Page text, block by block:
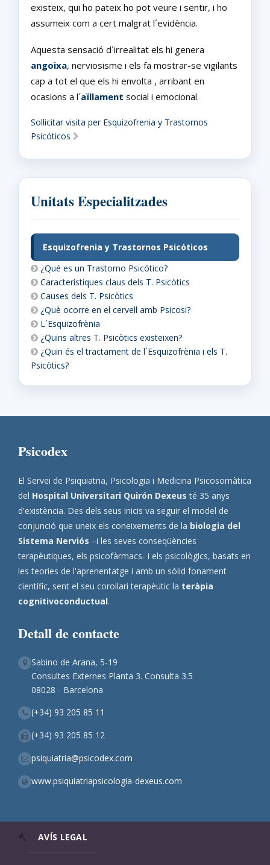
existeix, qui ho pateix ho pot veure i sentir, i ho
assumeix com a cert malgrat l´evidència.
Aquesta sensació d´irrealitat els hi genera
angoixa, nerviosisme i els fa mostrar-se vigilants
cap a tot el que els hi envolta , arribant en
ocasions a l´aïllament social i emocional.
Sol·licitar visita per Esquizofrenia y Trastornos
Psicóticos
Unitats Especialitzades
Esquizofrenia y Trastornos Psicóticos
¿Qué es un Trastorno Psicótico?
Característiques claus dels T. Psicòtics
Causes dels T. Psicòtics
¿Què ocorre en el cervell amb Psicosi?
L´Esquizofrènia
¿Quins altres T. Psicòtics existeixen?
¿Quin és el tractament de l´Esquizofrènia i els T.
Psicòtics?
Psicodex
El Servei de Psiquiatria, Psicologia i Medicina Psicosomàtica
del Hospital Universitari Quirón Dexeus té 35 anys
d'existència. Des dels seus inicis va seguir el model de
conjunció que uneix els coneixements de la biologia del
Sistema Nerviós –i les seves conseqüències
terapèutiques, els psicofàrmacs- i els psicològics, basats en
les teories de l'aprenentatge i amb un sòlid fonament
científic, sent el seu corol·lari terapèutic la teràpia
cognitivoconductual.
Detall de contacte
Sabino de Arana, 5-19
Consultes Externes Planta 3. Consulta 3.5
08028 - Barcelona
(+34) 93 205 85 11
(+34) 93 205 85 12
psiquiatria@psicodex.com
www.psiquiatriapsicologia-dexeus.com
AVÍS LEGAL